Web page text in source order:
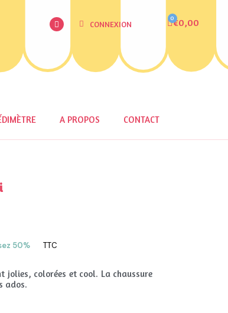
CONNEXION €0,00
A PROPOS CONTACT
50% TTC
jolies, colorées et cool. La chaussure
ados.